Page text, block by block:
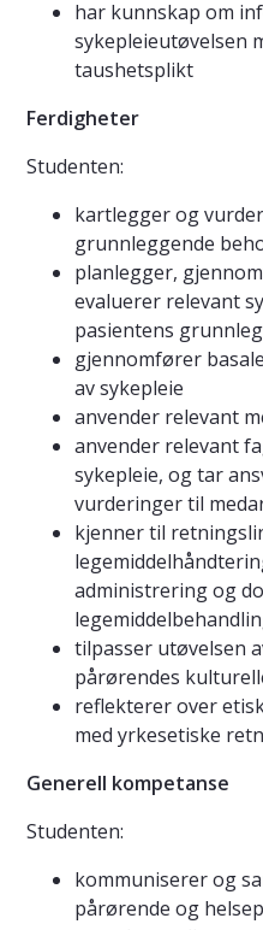
har kunnskap om
sykepleieutøvelsen
taushetsplikt
Ferdigheter
Studenten:
kartlegger og
grunnleggende
planlegger,
evaluerer relevant
pasientens
gjennomfører
av sykepleie
anvender relevant
anvender relevant
sykepleie, og tar
vurderinger til
kjenner til
administrering og
tilpasser utøvelsen
pårørendes
reflekterer over
med yrkesetiske
Generell kompetanse
Studenten:
kommuniserer og
pårørende og